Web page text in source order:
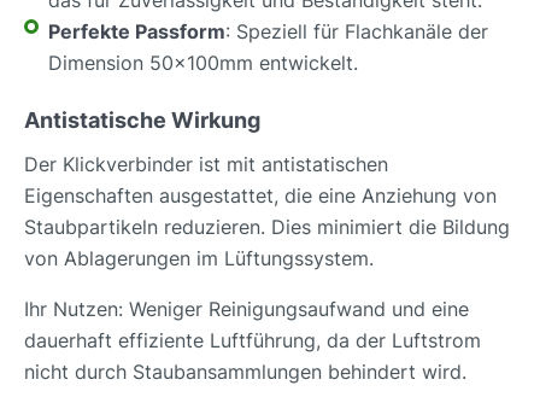
Perfekte Passform: Speziell für Flachkanäle der
Dimension 50x100mm entwickelt.
Antistatische Wirkung
Der Klickverbinder ist mit antistatischen
Eigenschaften ausgestattet, die eine Anziehung von
Staubpartikeln reduzieren. Dies minimiert die Bildung
von Ablagerungen im Lüftungssystem.
Ihr Nutzen: Weniger Reinigungsaufwand und eine
dauerhaft effiziente Luftführung, da der Luftstrom
nicht durch Staubansammlungen behindert wird.